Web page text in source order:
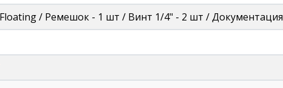
Floating / Ремешок - 1 шт / Винт 1/4" - 2 шт / Документация